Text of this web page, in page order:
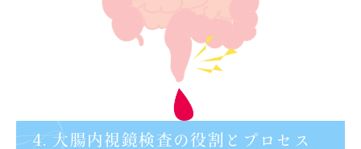
4. 大腸内視鏡検査の役割とプロセス